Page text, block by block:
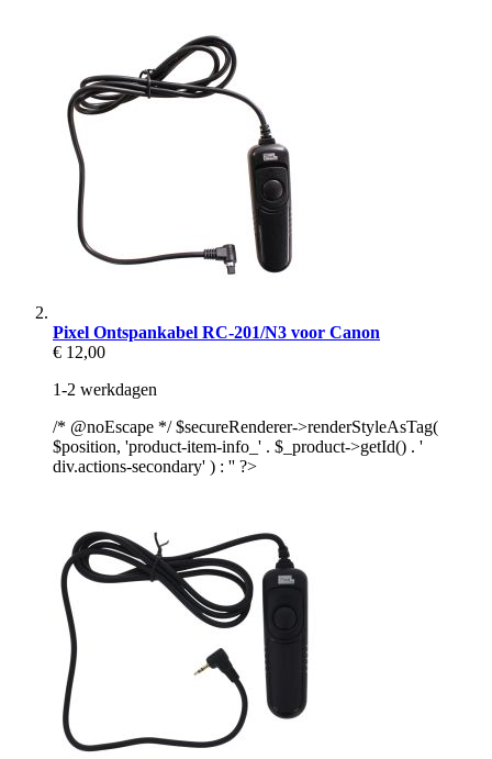
Pixel Ontspankabel RC-201/N3 voor Canon
€ 12,00
1-2 werkdagen
/* @noEscape */ $secureRenderer->renderStyleAsTag(
$position, 'product-item-info_' . $_product->getId() . '
div.actions-secondary' ) : '' ?>